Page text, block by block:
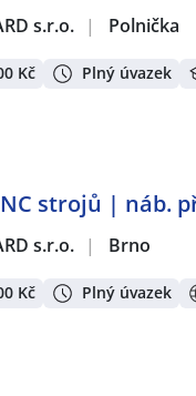
s.r.o. | Polnička
Kč Plný úvazek
strojů ️| náb.
s.r.o. | Brno
Kč Plný úvazek